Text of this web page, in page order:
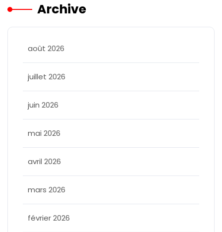
Archive
août 2026
juillet 2026
juin 2026
mai 2026
avril 2026
mars 2026
février 2026